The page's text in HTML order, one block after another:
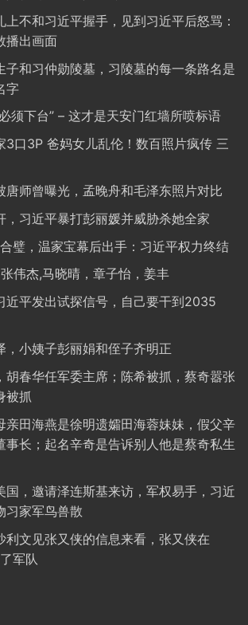
不和习近平握手，见到习近平后怒骂：
播出画面
子和习仲勋陵墓，习陵墓的每一条路名是
字
须下台” – 这才是天安门红墙所喷标语
3口3P 爸妈女儿乱伦！数百照片疯传 三
唐师曾曝光，孟晚舟和毛泽东照片对比
，习近平暴打彭丽媛并威胁杀她全家
璧，温家宝幕后出手：习近平权力终结
伟杰,马晓晴，章子怡，姜丰
近平发出试探信号，自己要干到2035
，小姨子彭丽娟和侄子齐明正
胡春华任军委主席；陈希被抓，蔡奇嚣张
被抓
亲田海燕是徐明遗孀田海蓉妹妹，假父辛
事长；起名辛奇是告诉别人他是蔡奇私生
国，邀请泽连斯基来访，军权易手，习近
习家军鸟兽散
利文见张又侠的信息来看，张又侠在
军队